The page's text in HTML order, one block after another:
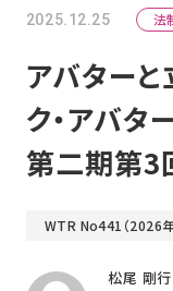
2025.12.25 法
アバター
ク・アバ
第二期第3
WTR No441（2026
松尾 剛行